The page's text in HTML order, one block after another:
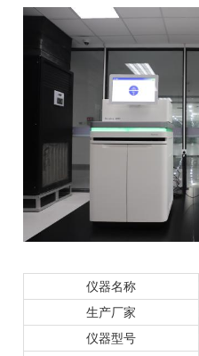
仪器名称
生产厂家
仪器型号